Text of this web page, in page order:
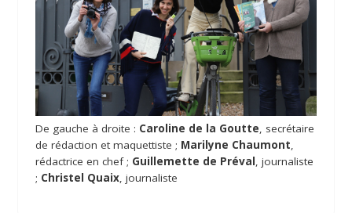
De gauche à droite : Caroline de la Goutte, secrétaire
de rédaction et maquettiste ; Marilyne Chaumont,
rédactrice en chef ; Guillemette de Préval, journaliste
; Christel Quaix, journaliste